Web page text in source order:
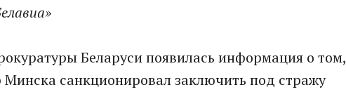
Беларуси появилась информация о том,
санкционировал заключить под стражу